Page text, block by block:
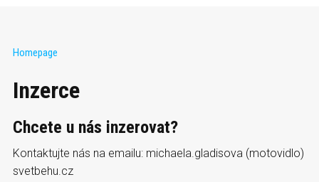
Homepage
Inzerce
Chcete u nás inzerovat?
Kontaktujte nás na emailu: michaela.gladisova (motovidlo)
svetbehu.cz